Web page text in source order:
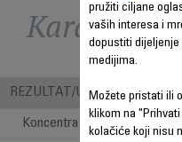
REZULTAT/UPOTREBA
Koncentrator
pružiti ciljane
vaših interesa i
dopustiti dijeljenje
medijima.
Možete pristati ili
klikom na
kolačiće koji nisu